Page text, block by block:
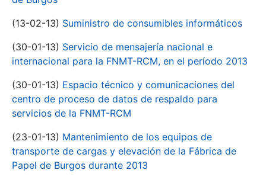
(13-02-13) Suministro de consumibles informáticos
(30-01-13) Servicio de mensajería nacional e
internacional para la FNMT-RCM, en el período 2013
(30-01-13) Espacio técnico y comunicaciones del
centro de proceso de datos de respaldo para
servicios de la FNMT-RCM
(23-01-13) Mantenimiento de los equipos de
transporte de cargas y elevación de la Fábrica de
Papel de Burgos durante 2013